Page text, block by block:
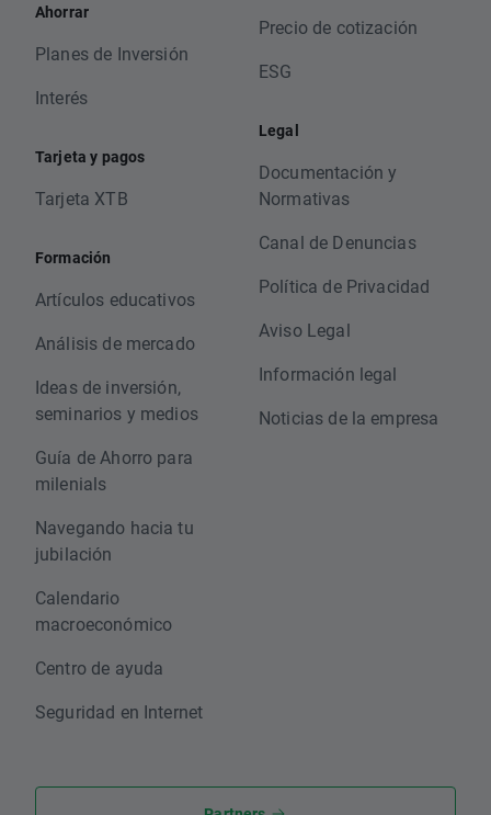
Ahorrar
Planes de Inversión
Interés
Tarjeta y pagos
Tarjeta XTB
Formación
Artículos educativos
Análisis de mercado
Ideas de inversión,
seminarios y medios
Guía de Ahorro para
milenials
Navegando hacia tu
jubilación
Calendario
macroeconómico
Centro de ayuda
Seguridad en Internet
Precio de cotización
ESG
Legal
Documentación y
Normativas
Canal de Denuncias
Política de Privacidad
Aviso Legal
Información legal
Noticias de la empresa